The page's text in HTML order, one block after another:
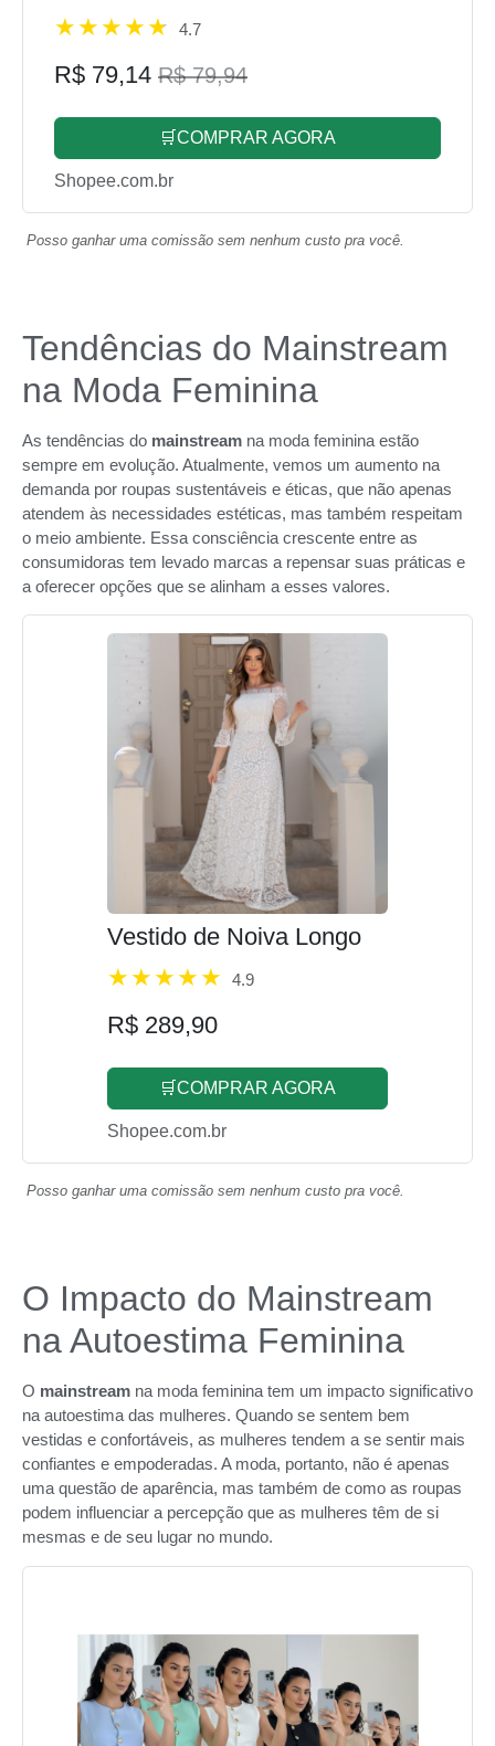
4.7
R$ 79,14 R$ 79,94
🛒COMPRAR AGORA
Shopee.com.br
Posso ganhar uma comissão sem nenhum custo pra você.
Tendências do Mainstream
na Moda Feminina
As tendências do mainstream na moda feminina estão
sempre em evolução. Atualmente, vemos um aumento na
demanda por roupas sustentáveis e éticas, que não apenas
atendem às necessidades estéticas, mas também respeitam
o meio ambiente. Essa consciência crescente entre as
consumidoras tem levado marcas a repensar suas práticas e
a oferecer opções que se alinham a esses valores.
Vestido de Noiva Longo
4.9
R$ 289,90
🛒COMPRAR AGORA
Shopee.com.br
Posso ganhar uma comissão sem nenhum custo pra você.
O Impacto do Mainstream
na Autoestima Feminina
O mainstream na moda feminina tem um impacto significativo
na autoestima das mulheres. Quando se sentem bem
vestidas e confortáveis, as mulheres tendem a se sentir mais
confiantes e empoderadas. A moda, portanto, não é apenas
uma questão de aparência, mas também de como as roupas
podem influenciar a percepção que as mulheres têm de si
mesmas e de seu lugar no mundo.